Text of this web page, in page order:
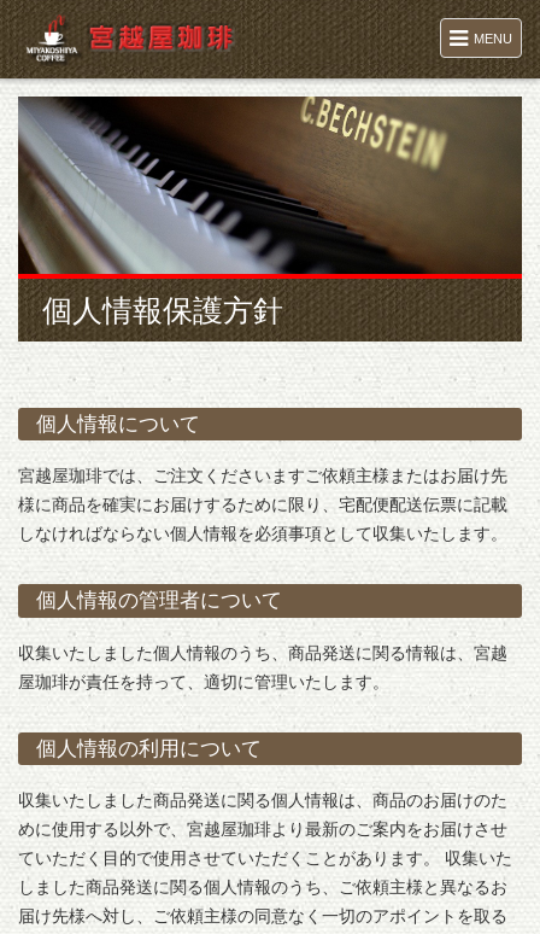
MENU
個人情報保護方針
個人情報について
宮越屋珈琲では、ご注文くださいますご依頼主様またはお届け先
様に商品を確実にお届けするために限り、宅配便配送伝票に記載
しなければならない個人情報を必須事項として収集いたします。
個人情報の管理者について
収集いたしました個人情報のうち、商品発送に関る情報は、宮越
屋珈琲が責任を持って、適切に管理いたします。
個人情報の利用について
収集いたしました商品発送に関る個人情報は、商品のお届けのた
めに使用する以外で、宮越屋珈琲より最新のご案内をお届けさせ
ていただく目的で使用させていただくことがあります。 収集いた
しました商品発送に関る個人情報のうち、ご依頼主様と異なるお
届け先様へ対し、ご依頼主様の同意なく一切のアポイントを取る